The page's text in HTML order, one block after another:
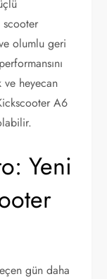
olumlu geri
ve heyecan
A6
Yeni
gün daha